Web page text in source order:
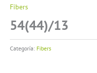
Fibers
54(44)/13
Categoría: Fibers